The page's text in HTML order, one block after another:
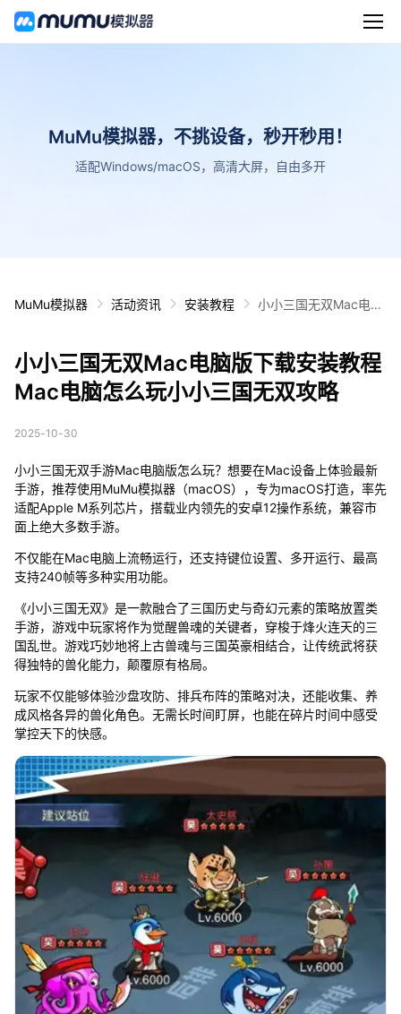
MuMu模拟器，不挑设备，秒开秒用！
适配Windows/macOS，高清大屏，自由多开
MuMu模拟器 活动资讯 安装教程
小小三国无双Mac电脑
攻略
小小三国无双Mac电脑版下载安装教程
Mac电脑怎么玩小小三国无双攻略
2025-10-30
小小三国无双手游Mac电脑版怎么玩？想要在Mac设备上体验最新
手游，推荐使用MuMu模拟器（macOS），专为macOS打造，率先
适配Apple M系列芯片，搭载业内领先的安卓12操作系统，兼容市
面上绝大多数手游。
不仅能在Mac电脑上流畅运行，还支持键位设置、多开运行、最高
支持240帧等多种实用功能。
《小小三国无双》是一款融合了三国历史与奇幻元素的策略放置类
手游，游戏中玩家将作为觉醒兽魂的关键者，穿梭于烽火连天的三
国乱世。游戏巧妙地将上古兽魂与三国英豪相结合，让传统武将获
得独特的兽化能力，颠覆原有格局。
玩家不仅能够体验沙盘攻防、排兵布阵的策略对决，还能收集、养
成风格各异的兽化角色。无需长时间盯屏，也能在碎片时间中感受
掌控天下的快感。